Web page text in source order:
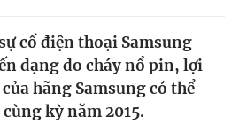
cố điện thoại Samsung
dạng do cháy nổ pin, lợi
hãng Samsung có thể
kỳ năm 2015.